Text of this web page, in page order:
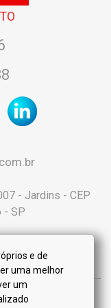
- Jardins - CEP
- SP
Ltda-Me ::
e de
uma melhor
um